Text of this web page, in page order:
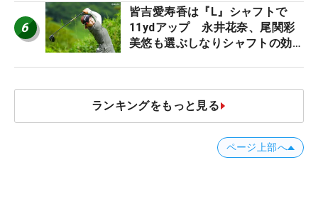
6
皆吉愛寿香は『L』シャフトで
11ydアップ 永井花奈、尾関彩
美悠も選ぶしなりシャフトの効果
ランキングをもっと見る
ページ上部へ